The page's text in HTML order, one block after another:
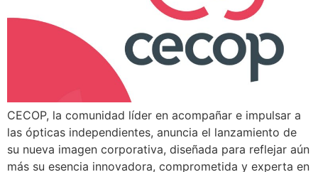
CECOP, la comunidad líder en acompañar e impulsar a
las ópticas independientes, anuncia el lanzamiento de
su nueva imagen corporativa, diseñada para reflejar aún
más su esencia innovadora, comprometida y experta en